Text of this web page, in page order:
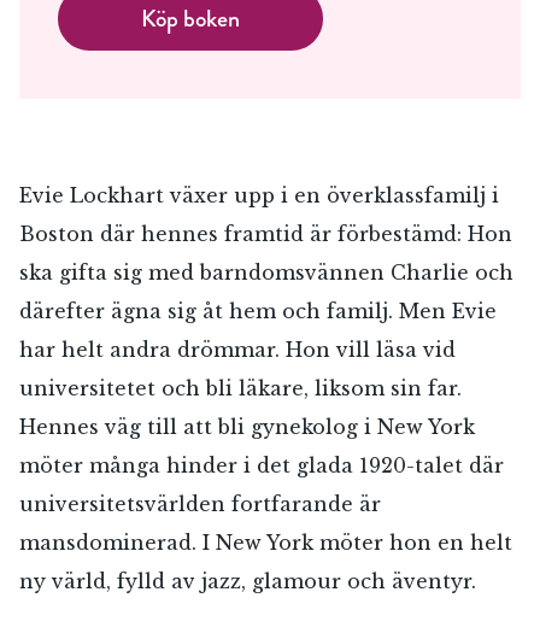
RÖSTA
E-post*
Köp boken
Evie Lockhart växer upp i en överklassfamilj i
Boston där hennes framtid är förbestämd: Hon
ska gifta sig med barndomsvännen Charlie och
därefter ägna sig åt hem och familj. Men Evie
har helt andra drömmar. Hon vill läsa vid
universitetet och bli läkare, liksom sin far.
Hennes väg till att bli gynekolog i New York
möter många hinder i det glada 1920-talet där
universitetsvärlden fortfarande är
mansdominerad. I New York möter hon en helt
ny värld, fylld av jazz, glamour och äventyr.